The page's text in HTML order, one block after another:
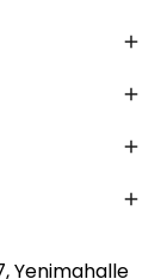
Yenimahalle